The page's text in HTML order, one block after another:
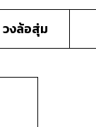
วงล้อสุ่ม